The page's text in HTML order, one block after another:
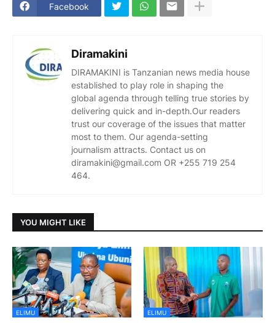
Facebook
Diramakini
DIRAMAKINI is Tanzanian news media house
established to play role in shaping the
global agenda through telling true stories by
delivering quick and in-depth.Our readers
trust our coverage of the issues that matter
most to them. Our agenda-setting
journalism attracts. Contact us on
diramakini@gmail.com OR +255 719 254
464.
YOU MIGHT LIKE
ELIMU ELIMU